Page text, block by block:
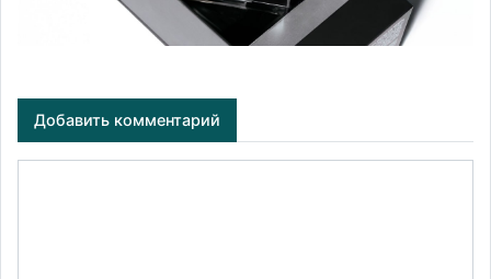
Добавить комментарий